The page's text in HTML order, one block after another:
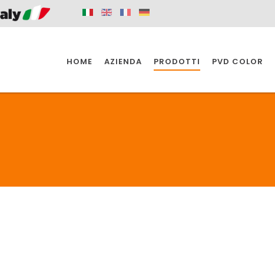
HOME AZIENDA PRODOTTI
SIFONI SPAZIO PER
SIFONI SPAZIO PER
PVD COLOR
IL BAGNO
L'INDUSTRIA